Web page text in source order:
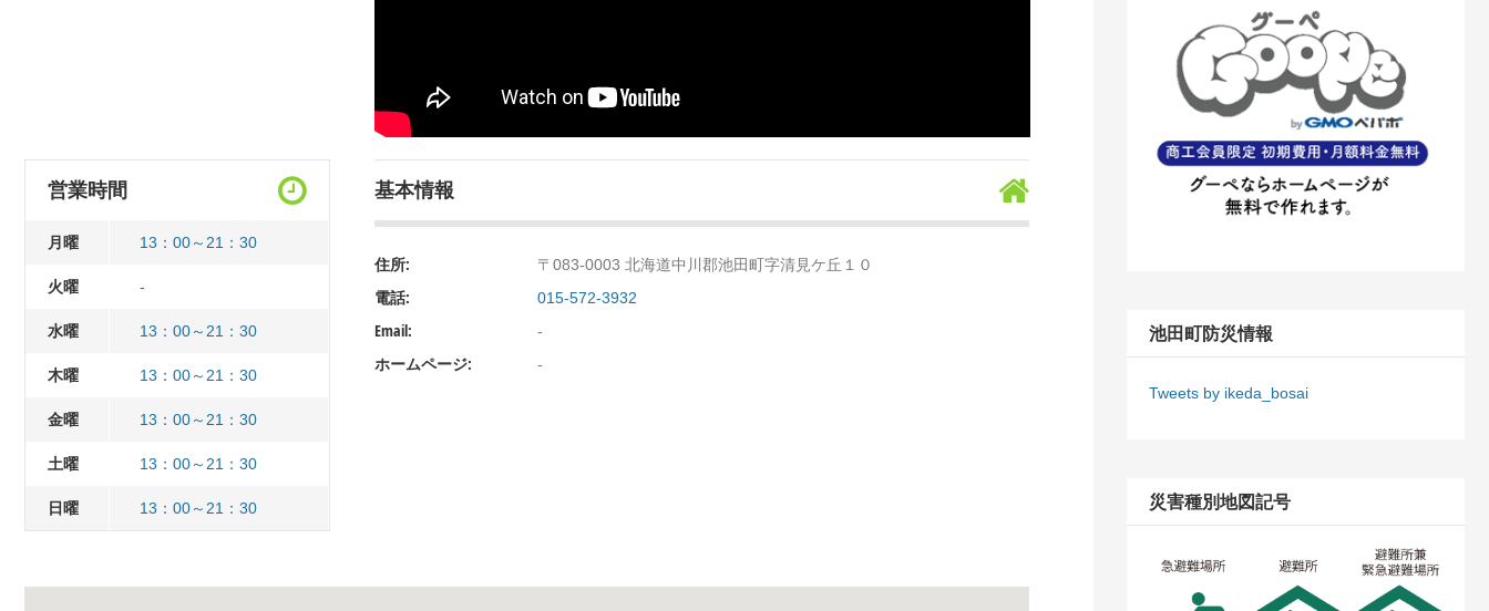
営業時間
月曜 13：00～21：30
火曜 -
水曜 13：00～21：30
木曜 13：00～21：30
金曜 13：00～21：30
土曜 13：00～21：30
日曜 13：00～21：30
基本情報
住所: 〒083-0003 北海道中川郡池田町字清見ケ丘１０
電話: 015-572-3932
Email: -
ホームページ: -
池田町防災情報
Tweets by ikeda_bosai
災害種別地図記号